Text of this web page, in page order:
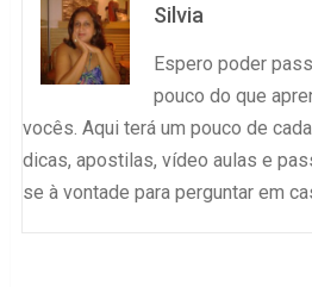
Silvia
Espero poder
pouco do que
vocês. Aqui terá um pouco de
dicas, apostilas, vídeo aulas e
se à vontade para perguntar em